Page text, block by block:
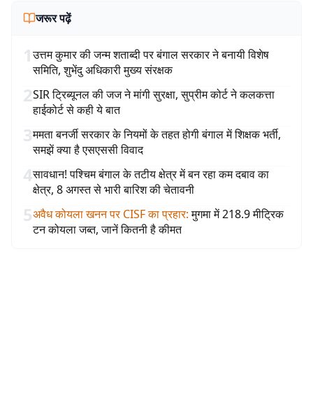
जरूर पढ़ें
1उत्तम कुमार की जन्म शताब्दी पर बंगाल सरकार ने बनायी विशेष
समिति, शुभेंदु अधिकारी मुख्य संरक्षक
2SIR ट्रिब्यूनल की जज ने मांगी सुरक्षा, सुप्रीम कोर्ट ने कलकत्ता
हाईकोर्ट से कही ये बात
3ममता बनर्जी सरकार के नियमों के तहत होगी बंगाल में शिक्षक भर्ती,
समझें क्या है एसएससी विवाद
4सावधान! पश्चिम बंगाल के तटीय क्षेत्र में बन रहा कम दबाव का
क्षेत्र, 8 अगस्त से भारी बारिश की चेतावनी
5अवैध कोयला खनन पर CISF का प्रहार: मुगमा में 218.9 मीट्रिक
टन कोयला जब्त, जानें कितनी है कीमत